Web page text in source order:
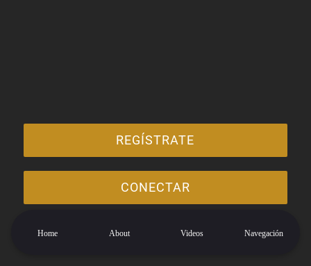
REGÍSTRATE
CONECTAR
Al usar esta aplicación, aceptas los Términos de Uso
Política de
Home About Videos Navegación